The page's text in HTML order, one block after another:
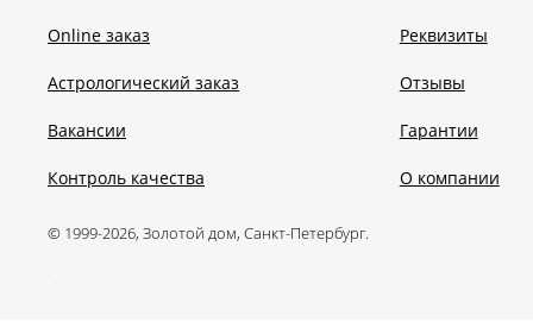
Online заказ
Астрологический заказ
Вакансии
Контроль качества
Реквизиты
Отзывы
Гарантии
О компании
© 1999-2026, Золотой дом, Санкт-Петербург.